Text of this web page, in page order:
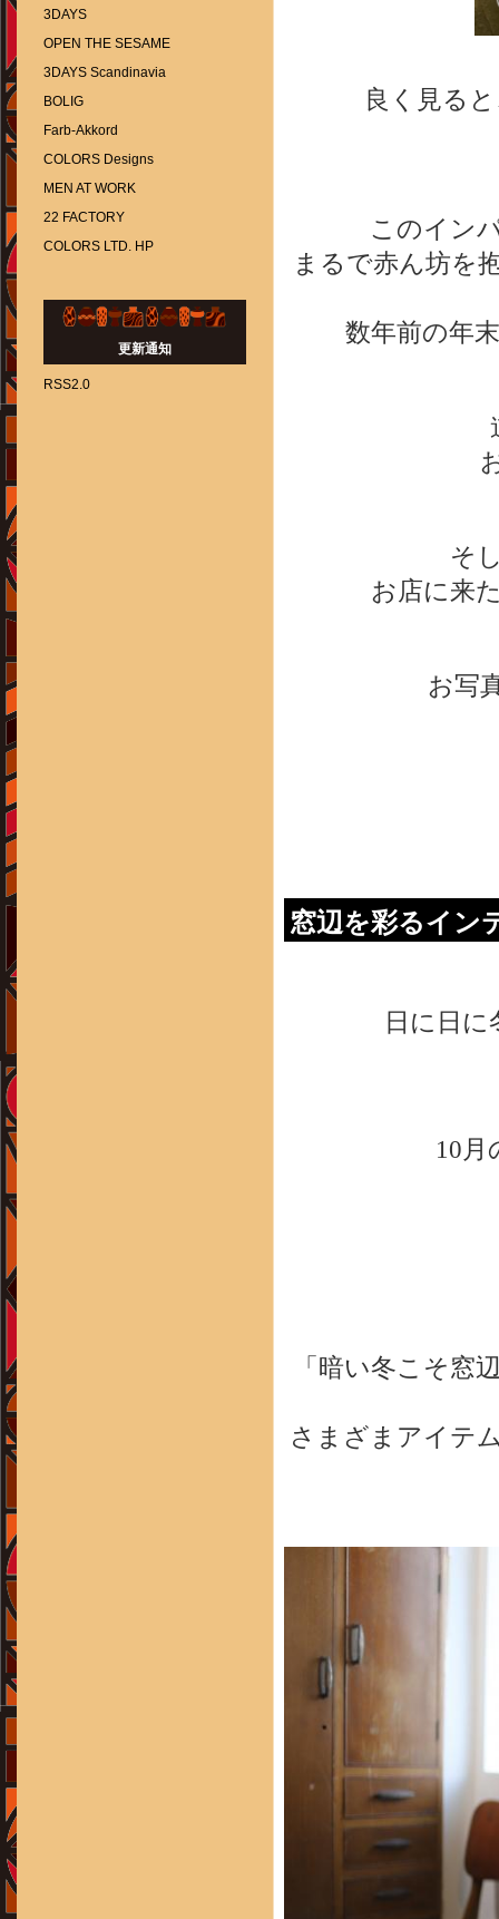
良く見る
このイン
まるで赤ん坊を
数年前の年
そ
お店に来
お写
窓辺を彩るイン
日に日
10月
「暗い冬こそ窓
さまざまアイテ
3DAYS
OPEN THE SESAME
3DAYS Scandinavia
BOLIG
Farb-Akkord
COLORS Designs
MEN AT WORK
22 FACTORY
COLORS LTD. HP
更新通知
RSS2.0